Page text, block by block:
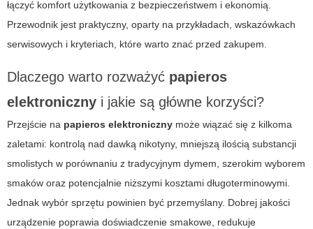
łączyć komfort użytkowania z bezpieczeństwem i ekonomią.
Przewodnik jest praktyczny, oparty na przykładach, wskazówkach
serwisowych i kryteriach, które warto znać przed zakupem.
Dlaczego warto rozważyć papieros
elektroniczny i jakie są główne korzyści?
Przejście na papieros elektroniczny może wiązać się z kilkoma
zaletami: kontrolą nad dawką nikotyny, mniejszą ilością substancji
smolistych w porównaniu z tradycyjnym dymem, szerokim wyborem
smaków oraz potencjalnie niższymi kosztami długoterminowymi.
Jednak wybór sprzętu powinien być przemyślany. Dobrej jakości
urządzenie poprawia doświadczenie smakowe, redukuje